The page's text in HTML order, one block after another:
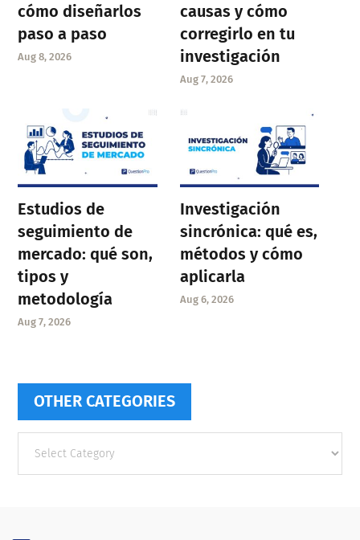
cómo diseñarlos
paso a paso
Aug 8, 2026
causas y cómo
corregirlo en tu
investigación
Aug 7, 2026
Estudios de
seguimiento de
mercado: qué son,
tipos y
metodología
Aug 7, 2026
Investigación
sincrónica: qué es,
métodos y cómo
aplicarla
Aug 6, 2026
OTHER CATEGORIES
categories